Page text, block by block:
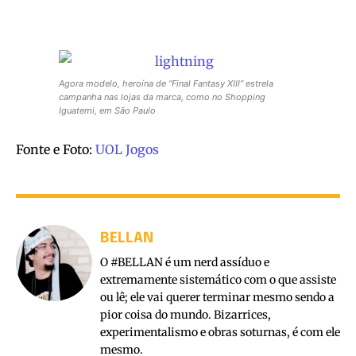
Agora modelo, heroína de “Final Fantasy XIII” estrela
campanha nas lojas da marca, como no Shopping
Iguatemi, em São Paulo
Fonte e Foto: UOL Jogos
BELLAN
O #BELLAN é um nerd assíduo e
extremamente sistemático com o que assiste
ou lê; ele vai querer terminar mesmo sendo a
pior coisa do mundo. Bizarrices,
experimentalismo e obras soturnas, é com ele
mesmo.